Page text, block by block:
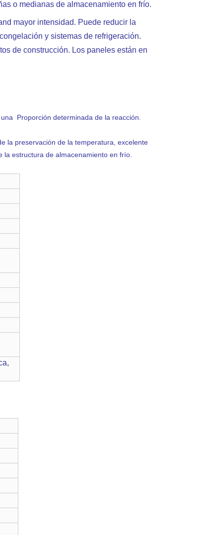
o medianas de almacenamiento en frío.
mayor intensidad. Puede reducir la
y sistemas de refrigeración.
de construcción. Los paneles están en
Proporción determinada de la reacción.
la preservación de la temperatura, excelente
estructura de almacenamiento en frío.